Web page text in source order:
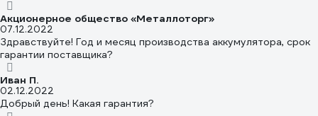
Акционерное общество «Металлоторг»
07.12.2022
Здравствуйте! Год и месяц производства аккумулятора, срок
гарантии поставщика?
Иван П.
02.12.2022
Добрый день! Какая гарантия?